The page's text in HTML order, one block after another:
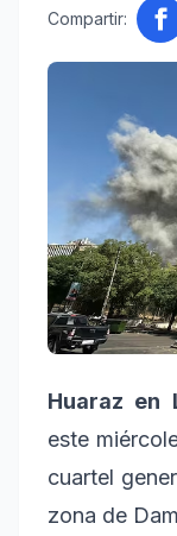
Compartir:
Huaraz en
este
cuartel
zona de